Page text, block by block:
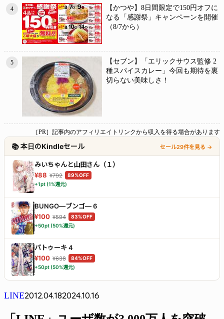
4
【かつや】8日間限定で150円オフに
なる「感謝祭」キャンペーンを開催
（8/7から）
5
【セブン】「エリックサウス監修 2
種スパイスカレー」今回も期待を裏
切らない美味しさ！
［PR］記事内のアフィリエイトリンクから収入を得る場合があります
📚 本日のKindleセール セール29件を見る →
みいちゃんと山田さん（１）
¥88 ¥792
89%OFF
+1pt (1%還元)
BUNGO―ブンゴ― 6
¥100 ¥594
83%OFF
+50pt (50%還元)
バトゥーキ 4
¥100 ¥638
84%OFF
+50pt (50%還元)
LINE2012.04.182024.10.16